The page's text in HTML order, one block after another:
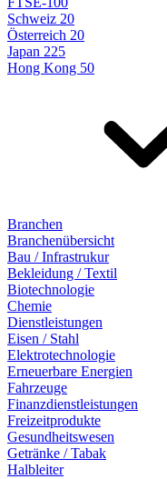
Schweiz 20
Österreich 20
Japan 225
Hong Kong 50
Branchen
Branchenübersicht
Bau / Infrastrukur
Bekleidung / Textil
Biotechnologie
Chemie
Dienstleistungen
Eisen / Stahl
Elektrotechnologie
Erneuerbare Energien
Fahrzeuge
Finanzdienstleistungen
Freizeitprodukte
Gesundheitswesen
Getränke / Tabak
Halbleiter